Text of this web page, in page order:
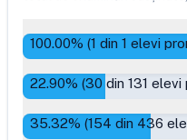
100.00% (1 din 1 elevi
22.90% (30 din 131 elevi
35.32% (154 din 436